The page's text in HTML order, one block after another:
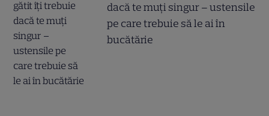
dacă te muți singur – ustensile
pe care trebuie să le ai în
bucătărie